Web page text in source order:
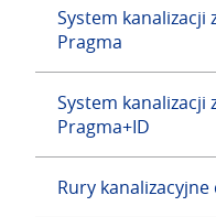
System kanalizacji
Pragma
System kanalizacji
Pragma+ID
Rury